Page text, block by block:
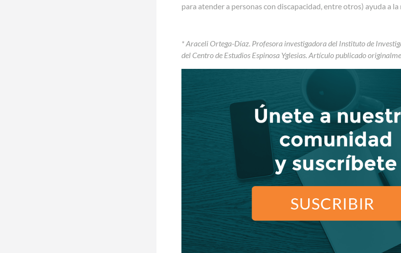
para atender a personas con discapacidad, entre otros) ayuda a
* Araceli Ortega-Díaz. Profesora investigadora del Instituto de
del Centro de Estudios Espinosa Yglesias. Artículo publicado